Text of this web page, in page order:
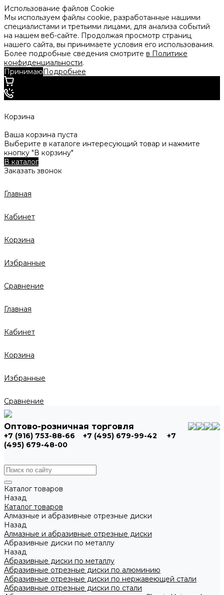
Использование файлов Cookie
Мы используем файлы cookie, разработанные нашими
специалистами и третьими лицами, для анализа событий
на нашем веб-сайте. Продолжая просмотр страниц
нашего сайта, вы принимаете условия его использования.
Более подробные сведения смотрите в Политике
конфиденциальности.
ПринимаюПодробнее
Корзина
Ваша корзина пуста
Выберите в каталоге интересующий товар и нажмите
кнопку "В корзину"
В каталог
Заказать звонок
Главная
Кабинет
Корзина
Избранные
Сравнение
Главная
Кабинет
Корзина
Избранные
Сравнение
Оптово-розничная торговля
+7 (916) 753-88-66 +7 (495) 679-99-42
+7
(495) 679-48-00
Каталог товаров
Назад
Каталог товаров
Алмазные и абразивные отрезные диски
Назад
Алмазные и абразивные отрезные диски
Абразивные диски по металлу
Назад
Абразивные диски по металлу
Абразивные отрезные диски по алюминию
Абразивные отрезные диски по нержавеющей стали
Абразивные отрезные диски по стали